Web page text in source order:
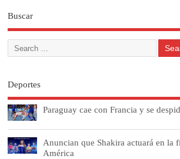
Buscar
Deportes
Paraguay cae con Francia y se
Anuncian que Shakira actuará en la
América